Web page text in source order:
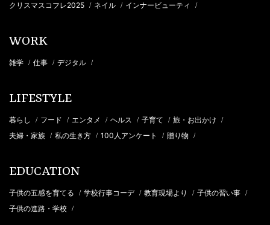
クリスマスコフレ2025 / ネイル / インナービューティ /
WORK
雑学 / 仕事 / デジタル /
LIFESTYLE
暮らし / フード / エンタメ / ヘルス / 子育て / 旅・お出かけ /
夫婦・家族 / 私の生き方 / 100人アンケート / 贈り物 /
EDUCATION
子供の五感を育てる / 学校行事コーデ / 教育現場より / 子供の習い事 /
子供の進路・学校 /